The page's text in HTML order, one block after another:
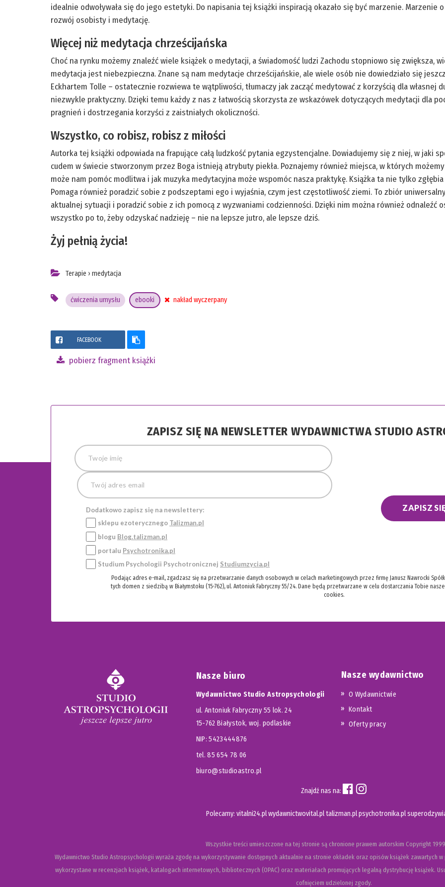
idealnie odwoływała się do jego estetyki. Do napisania tej książki inspiracją okazało się być marzenie.
rozwój osobisty i medytację.
Więcej niż medytacja chrześcijańska
Choć na rynku możemy znaleźć wiele książek o medytacji, a świadomość ludzi Zachodu stopniowo się zwiększa,
medytacja jest niebezpieczna. Znane są nam medytacje chrześcijańskie, ale wiele osób nie dowiedziało się
Eckhartem Tolle – ostatecznie rozwiewa te wątpliwości, tłumaczy jak zacząć medytować z korzyścią dla
niezwykle praktyczny. Dzięki temu każdy z nas z łatwością skorzysta ze wskazówek dotyczących medytacji dla
pragnień i dostrzegania korzyści z zaistniałych okoliczności.
Wszystko, co robisz, robisz z miłości
Autorka tej książki odpowiada na frapujące całą ludzkość pytania egzystencjalne. Dowiadujemy się z niej, w jaki
cudem w świecie stworzonym przez Boga istnieją atrybuty piekła. Poznajemy również miejsca, w których
może nam pomóc modlitwa i jak muzyka medytacyjna może wspomóc nasza praktykę. Książka ta nie tylko
Pomaga również poradzić sobie z podszeptami ego i wyjaśnia, czym jest częstotliwość ziemi. To zbiór
aktualnej sytuacji i poradzić sobie z ich pomocą z wyzwaniami codzienności. Dzięki nim można również odnaleźć
wszystko po to, żeby odzyskać nadzieję – nie na lepsze jutro, ale lepsze dziś.
Żyj pełnią życia!
Terapie › medytacja
ćwiczenia umysłu ebooki nakład wyczerpany
FACEBOOK
pobierz fragment książki
ZAPISZ SIĘ NA NEWSLETTER WYDAWNICTWA STUDIO
Dodatkowo zapisz się na newslettery:
sklepu ezoterycznego Talizman.pl
blogu Blog.talizman.pl
portalu Psychotronika.pl
Studium Psychologii Psychotronicznej Studiumzycia.pl
ZAPISZ
Podając adres e-mail, zgadzasz się na przetwarzanie danych osobowych w celach marketingowych przez firmę Janusz Nawrocki
tych domen z siedzibą w Białymstoku (15-762), ul. Antoniuk Fabryczny 55/24. Dane będą przetwarzane w celu dostarczania Tobie
cookies.
Nasze biuro
Wydawnictwo Studio Astropsychologii
ul. Antoniuk Fabryczny 55 lok. 24
15-762 Białystok, woj. podlaskie
NIP: 5423444876
tel. 85 654 78 06
biuro@studioastro.pl
Nasze wydawnictwo
O Wydawnictwie
Kontakt
Oferty pracy
Znajdź nas na:
Polecamy: vitalni24.pl wydawnictwovital.pl talizman.pl psychotronika.pl
Wszystkie treści umieszczone na tej stronie są chronione prawem autorskim Copyright
Wydawnictwo Studio Astropsychologii wyraża zgodę na wykorzystywanie dostępnych aktualnie na stronie okładek oraz opisów książek zawartych w
wykorzystane w recenzjach książek, katalogach internetowych, bibliotecznych (OPAC) oraz materiałach promujących legalną dystrybucję książek.
cofnięciem udzielonej zgody.